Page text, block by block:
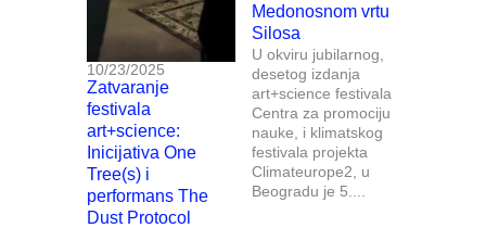
10/23/2025
Zatvaranje
festivala
art+science:
Inicijativa One
Tree(s) i
performans The
Dust Protocol
Medonosnom vrtu
Silosa
U okviru jubilarnog,
desetog izdanja
art+science festivala
Centra za promociju
nauke, i klimatskog
festivala projekta
Climateurope2, u
Beogradu je 5....